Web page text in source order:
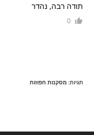
תודה רבה, נהדר
0
תגיות: מסקנות חפוזות